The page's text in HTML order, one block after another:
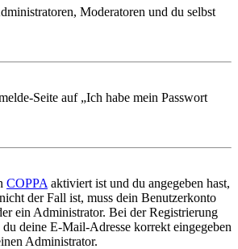
Moderatoren und du selbst
Seite auf „Ich habe mein Passwort
COPPA aktiviert ist und du angegeben hast,
der Fall ist, muss dein Benutzerkonto
ein Administrator. Bei der Registrierung
deine E-Mail-Adresse korrekt eingegeben
Administrator.